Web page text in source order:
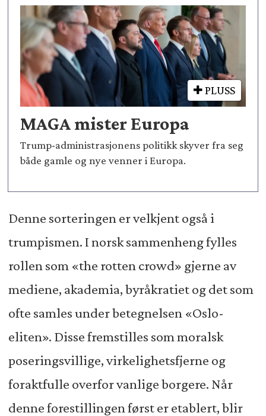
PLUSS
MAGA mister Europa
Trump-administrasjonens politikk skyver fra seg
både gamle og nye venner i Europa.
Denne sorteringen er velkjent også i
trumpismen. I norsk sammenheng fylles
rollen som «the rotten crowd» gjerne av
mediene, akademia, byråkratiet og det som
ofte samles under betegnelsen «Oslo-
eliten». Disse fremstilles som moralsk
poseringsvillige, virkelighetsfjerne og
foraktfulle overfor vanlige borgere. Når
denne forestillingen først er etablert, blir